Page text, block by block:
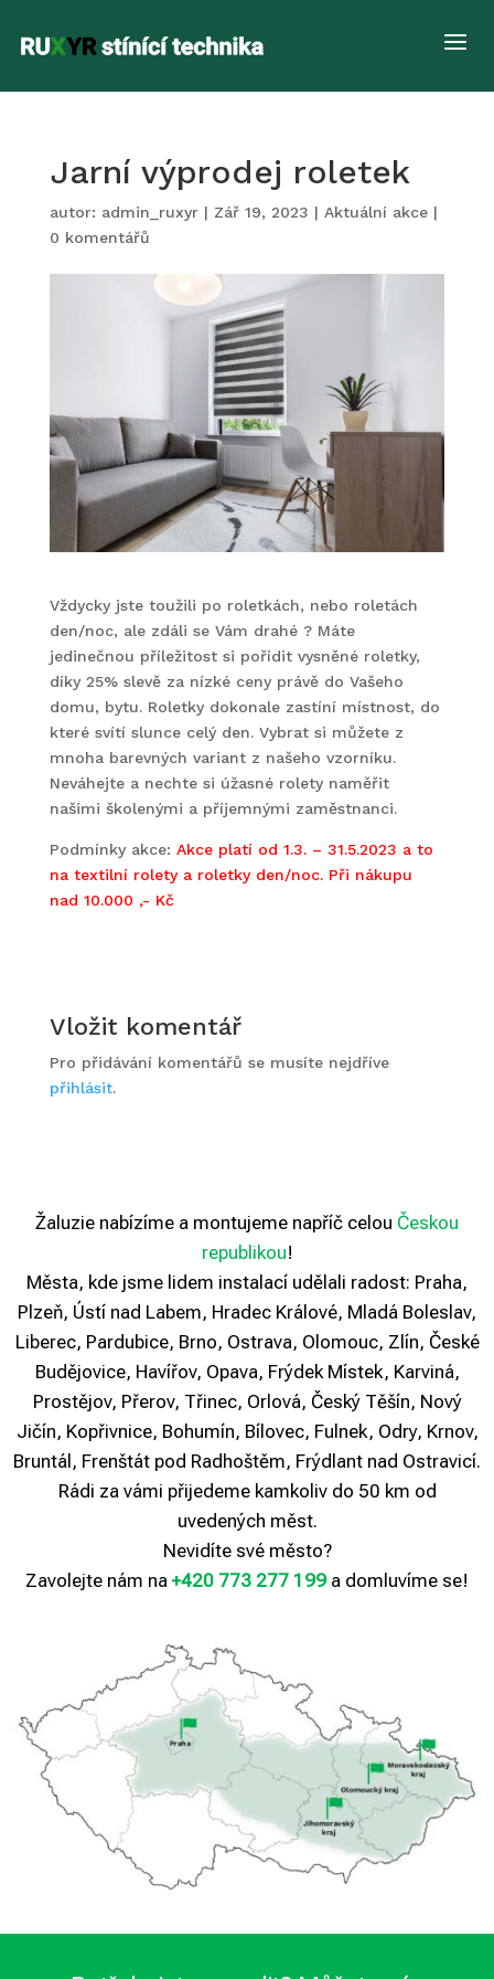
a
Jarní výprodej roletek
autor: admin_ruxyr| Zář 19, 2023 | Aktuální akce|
0 komentářů
Vždycky jste toužili po roletkách, nebo roletách
den/noc, ale zdáli se Vám drahé ? Máte
jedinečnou příležitost si pořídit vysněné roletky,
díky 25% slevě za nízké ceny právě do Vašeho
domu, bytu. Roletky dokonale zastíní místnost, do
které svítí slunce celý den. Vybrat si můžete z
mnoha barevných variant z našeho vzorníku.
Neváhejte a nechte si úžasné rolety naměřit
našimi školenými a příjemnými zaměstnanci.
Podmínky akce: Akce platí od 1.3. – 31.5.2023 a to
na textilní rolety a roletky den/noc. Při nákupu
nad 10.000 ,- Kč
Vložit komentář
Pro přidávání komentářů se musíte nejdříve
přihlásit.
Žaluzie nabízíme a montujeme napříč celou Českou
republikou!
Města, kde jsme lidem instalací udělali radost: Praha,
Plzeň, Ústí nad Labem, Hradec Králové, Mladá Boleslav,
Liberec, Pardubice, Brno, Ostrava, Olomouc, Zlín, České
Budějovice, Havířov, Opava, Frýdek Místek, Karviná,
Prostějov, Přerov, Třinec, Orlová, Český Těšín, Nový
Jičín, Kopřivnice, Bohumín, Bílovec, Fulnek, Odry, Krnov,
Bruntál, Frenštát pod Radhoštěm, Frýdlant nad Ostravicí.
Rádi za vámi přijedeme kamkoliv do 50 km od
uvedených měst.
Nevidíte své město?
Zavolejte nám na +420 773 277 199a domluvíme se!